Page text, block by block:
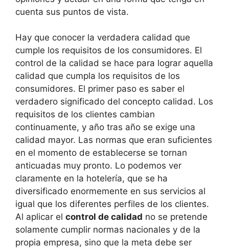
cuenta sus puntos de vista.
Hay que conocer la verdadera calidad que
cumple los requisitos de los consumidores. El
control de la calidad se hace para lograr aquella
calidad que cumpla los requisitos de los
consumidores. El primer paso es saber el
verdadero significado del concepto calidad. Los
requisitos de los clientes cambian
continuamente, y año tras año se exige una
calidad mayor. Las normas que eran suficientes
en el momento de establecerse se tornan
anticuadas muy pronto. Lo podemos ver
claramente en la hotelería, que se ha
diversificado enormemente en sus servicios al
igual que los diferentes perfiles de los clientes.
Al aplicar el control de calidad no se pretende
solamente cumplir normas nacionales y de la
propia empresa, sino que la meta debe ser